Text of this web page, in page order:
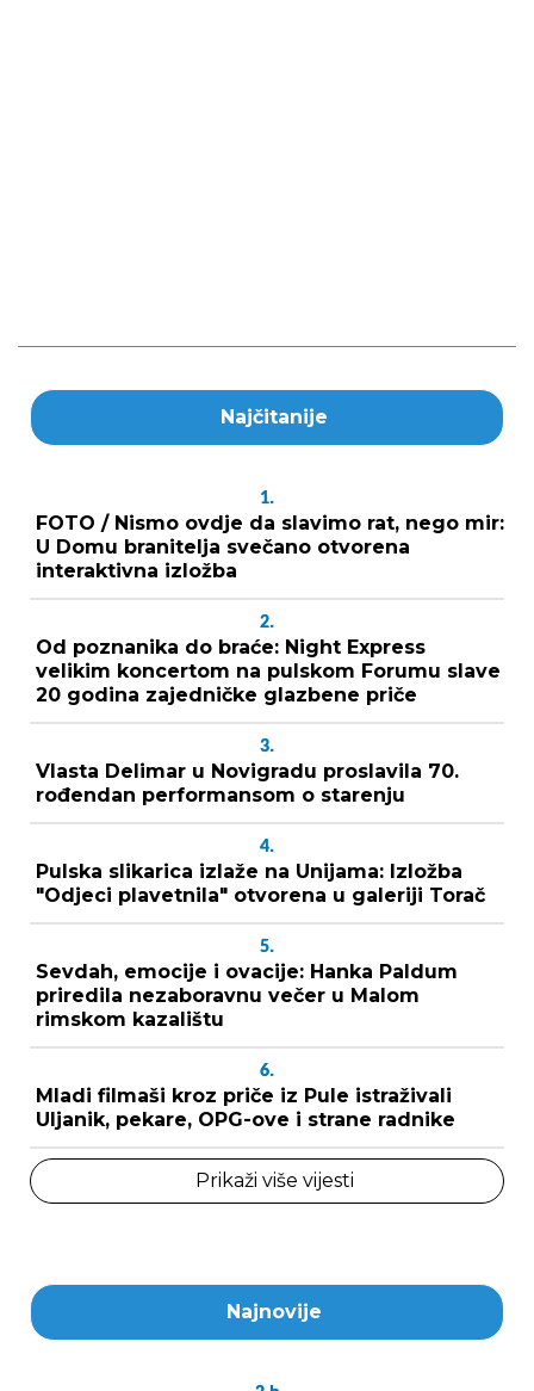
Najčitanije
1.
FOTO / Nismo ovdje da slavimo rat, nego mir:
U Domu branitelja svečano otvorena
interaktivna izložba
2.
Od poznanika do braće: Night Express
velikim koncertom na pulskom Forumu slave
20 godina zajedničke glazbene priče
3.
Vlasta Delimar u Novigradu proslavila 70.
rođendan performansom o starenju
4.
Pulska slikarica izlaže na Unijama: Izložba
"Odjeci plavetnila" otvorena u galeriji Torač
5.
Sevdah, emocije i ovacije: Hanka Paldum
priredila nezaboravnu večer u Malom
rimskom kazalištu
6.
Mladi filmaši kroz priče iz Pule istraživali
Uljanik, pekare, OPG-ove i strane radnike
Prikaži više vijesti
Najnovije